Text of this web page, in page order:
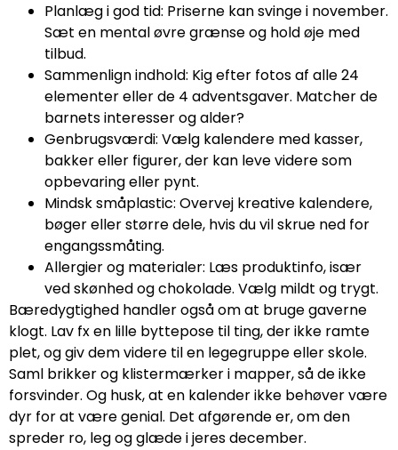
Planlæg i god tid: Priserne kan svinge i november.
Sæt en mental øvre grænse og hold øje med
tilbud.
Sammenlign indhold: Kig efter fotos af alle 24
elementer eller de 4 adventsgaver. Matcher de
barnets interesser og alder?
Genbrugsværdi: Vælg kalendere med kasser,
bakker eller figurer, der kan leve videre som
opbevaring eller pynt.
Mindsk småplastic: Overvej kreative kalendere,
bøger eller større dele, hvis du vil skrue ned for
engangssmåting.
Allergier og materialer: Læs produktinfo, især
ved skønhed og chokolade. Vælg mildt og trygt.
Bæredygtighed handler også om at bruge gaverne
klogt. Lav fx en lille byttepose til ting, der ikke ramte
plet, og giv dem videre til en legegruppe eller skole.
Saml brikker og klistermærker i mapper, så de ikke
forsvinder. Og husk, at en kalender ikke behøver være
dyr for at være genial. Det afgørende er, om den
spreder ro, leg og glæde i jeres december.